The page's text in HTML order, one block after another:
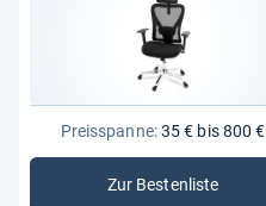
Preisspanne:35 € bis 800 €
Zur Bestenliste
: Bürostühle